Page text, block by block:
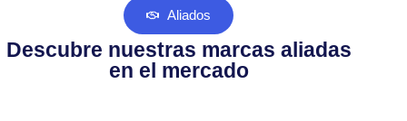
Aliados
Descubre nuestras marcas aliadas
en el mercado